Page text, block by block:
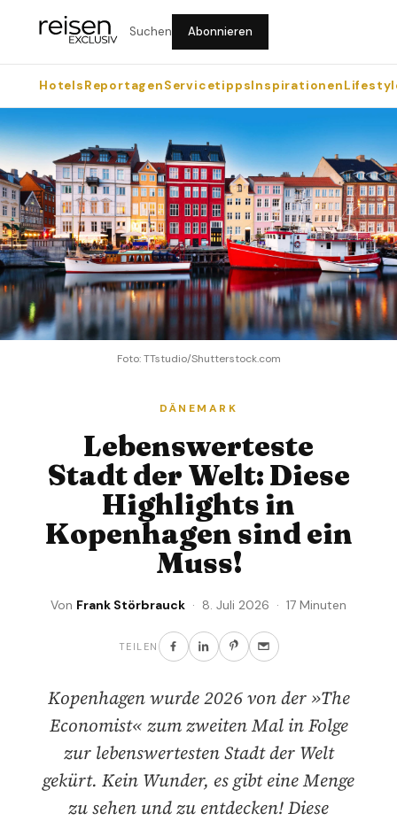
Suchen Abonnieren
HotelsReportagenServicetippsInspirationen
Foto: TTstudio/Shutterstock.com
DÄNEMARK
Lebenswerteste
Stadt der Welt: Diese
Highlights in
Kopenhagen sind ein
Muss!
Von Frank Störbrauck · 8. Juli 2026 · 17 Minuten
TEILEN
Kopenhagen wurde 2026 von der »The
Economist« zum zweiten Mal in Folge
zur lebenswertesten Stadt der Welt
gekürt. Kein Wunder, es gibt eine Menge
zu sehen und zu entdecken! Diese